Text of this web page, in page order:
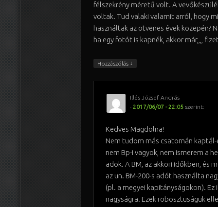
félszekrény méretű volt. A
voltak. Tud valaki valamit arról, hogy
használtak az ötvenes évek közepén?
ha egy fotót is kapnék, akkor már,,,,
Hozzászólás ↓
Illés József András
- 2017/06/07 - 22:05 szerint:
Kedves Magdolna!
Nem tudom más csatornán kaptál-
nem Bp-i vagyok, nem ismerem a
adok. A BM, az akkori időkben, és
az un. BM-200-s adót használta
(pl. a megyei kapitányságokon). Ez
nagyságra. Ezek robosztuságuk